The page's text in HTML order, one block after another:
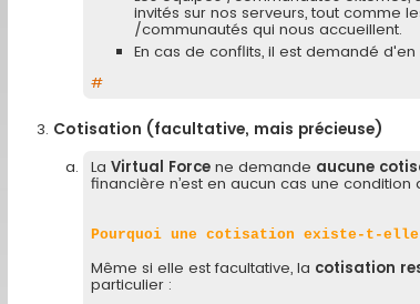
invités sur nos serveurs, tout comme
/communautés qui nous accueillent.
En cas de conflits, il est demandé
#
Cotisation (facultative, mais précieuse)
La Virtual Forcene demande aucune
financière n’est en aucun cas une condition
Pourquoi une cotisation existe-t-
Même si elle est facultative, la cotisation
particulier :